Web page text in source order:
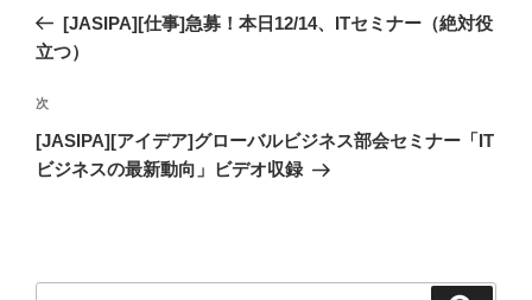
ナ
ゲ
ー
シ
去
の
稿
[JASIPA][仕事]急募！本日12/14、ITセミナー（絶対役
立つ）
次
の
投
次
[JASIPA][アイデア]グローバルビジネス部会セミナー「IT
ビジネスの最新動向」ビデオ収録
検